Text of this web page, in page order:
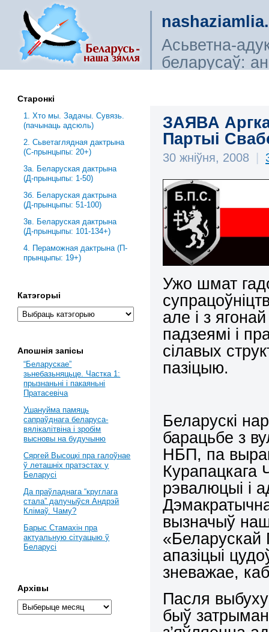
Асьветна-
беларусаў:
ЗАЯВА
Партыі
30 жніўня, 2008 |
Ужо шмат
але і з
падзеямі і
сілавых
пазіцыю.
Беларускі
барацьбе з
НБП, па
Курапацкага
рэвалюцыі і
вызначыў
апазіцыі
зневажае,
Пасля
быў
Старонкі
1. Хто мы. Задачы. Сувязь.
(пачынаць адсюль)
2. Сьветаглядная дактрына
(С-прынцыпы: 20+)
3a. Беларуская дактрына
(Д-прынцыпы: 1-50)
3б. Беларуская дактрына
(Д-прынцыпы: 51-100)
3в. Беларуская дактрына
(Д-прынцыпы: 101-134+)
4. Пераможная дактрына (П-
прынцыпы: 19+)
Катэгорыі
Апошнія запісы
“Беларускае”
зьнебазьняцьце. Частка 1:
прызнаньні і пакаяньні
Пратасевіча
Ушануйма памяць
сапраўднага беларуса-
вялікалітвіна і зробім
высновы на будучыню
Сяргей Высоцкі пра галоўнае
ў леташніх пратэстах у
Беларусі
Да праўладнага “круглага
стала” далучыўся Андрэй
Клімаў. Чаму?
Барыс Стамахін пра
актуальную сітуацыю ў
Беларусі
Архівы